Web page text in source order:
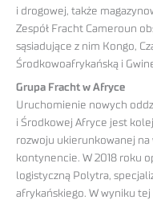
i drogowej, także
Zespół Fracht Cameroun
sąsiadujące z nim Kongo,
Środkowoafrykańską i
Grupa Fracht w Afryce
Uruchomienie nowych
i Środkowej Afryce jest
rozwoju ukierunkowanej
kontynencie. W 2018 roku
logistyczną Polytra,
afrykańskiego. W wyniku